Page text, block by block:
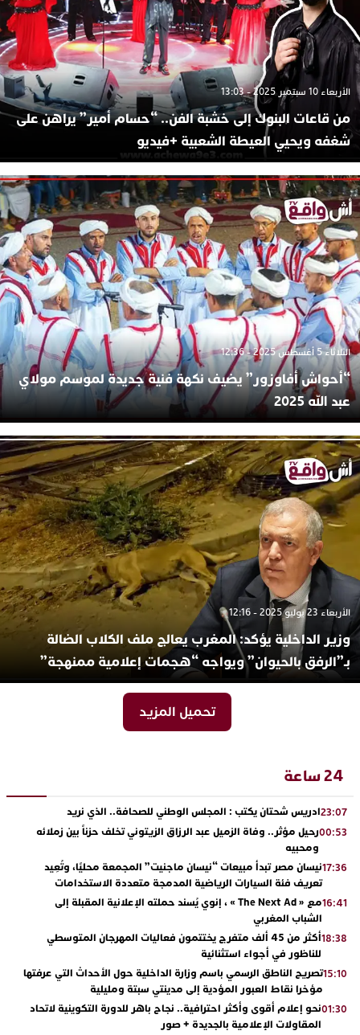
الأربعاء 10 سبتمبر 2025 - 13:03
من قاعات البنوك إلى خشبة الفن.. “حسام أمير” يراهن على
شغفه ويحيي العيطة الشعبية +فيديو
الثلاثاء 5 أغسطس 2025 - 12:36
“أحواش أفاوزور” يضيف نكهة فنية جديدة لموسم مولاي
عبد الله 2025
الأربعاء 23 يوليو 2025 - 12:16
وزير الداخلية يؤكد: المغرب يعالج ملف الكلاب الضالة
بـ”الرفق بالحيوان” ويواجه “هجمات إعلامية ممنهجة”
تحميل المزيد
24 ساعة
23:07ادريس شحتان يكتب : المجلس الوطني للصحافة.. الذي نريد
00:53رحيل مؤثر.. وفاة الزميل عبد الرزاق الزيتوني تخلف حزناً بين زملائه
ومحبيه
17:36نيسان مصر تبدأ مبيعات “نيسان ماجنيت” المجمعة محليًا، وتُعِيد
تعريف فئة السيارات الرياضية المدمجة متعددة الاستخدامات
16:41
مع « The Next Ad » ، إنوي يُسند حملته الإعلانية المقبلة إلى
الشباب المغربي
18:38
أكثر من 45 ألف متفرج يختتمون فعاليات المهرجان المتوسطي
للناظور في أجواء استثنائية
15:10تصريح الناطق الرسمي باسم وزارة الداخلية حول الأحداث التي عرفتها
مؤخرا نقاط العبور المؤدية إلى مدينتي سبتة ومليلية
01:30نحو إعلام أقوى وأكثر احترافية.. نجاح باهر للدورة التكوينية لاتحاد
المقاولات الإعلامية بالجديدة + صور